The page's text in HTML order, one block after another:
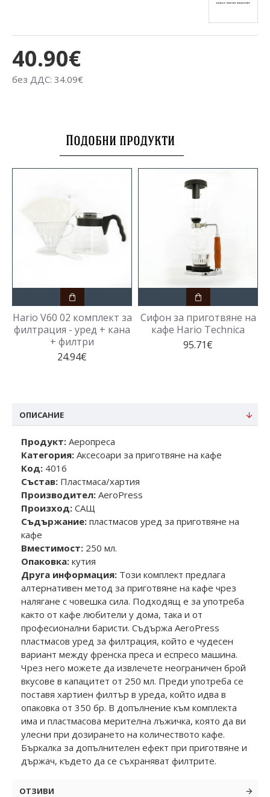
40.90€
без ДДС: 34.09€
Подобни продукти
Hario V60 02 комплект за
филтрация - уред + кана
+ филтри
24.94€
Сифон за приготвяне на
кафе Hario Technica
95.71€
ОПИСАНИЕ
Продукт: Аеропреса
Категория: Аксесоари за приготвяне на кафе
Код: 4016
Състав: Пластмаса/хартия
Производител: AeroPress
Произход: САЩ
Съдържание: пластмасов уред за приготвяне на
кафе
Вместимост: 250 мл.
Опаковка: кутия
Друга информация: Този комплект предлага
алтернативен метод за приготвяне на кафе чрез
налягане с човешка сила. Подходящ е за употреба
както от кафе любители у дома, така и от
професионални баристи. Съдържа AeroPress
пластмасов уред за филтрация, който е чудесен
вариант между френска преса и еспресо машина.
Чрез него можете да извлечете неограничен брой
вкусове в капацитет от 250 мл. Преди употреба се
поставя хартиен филтър в уреда, който идва в
опаковка от 350 бр. В допълнение към комплекта
има и пластмасова мерителна лъжичка, която да ви
улесни при дозирането на количеството кафе.
Бъркалка за допълнителен ефект при приготвяне и
държач, където да се съхраняват филтрите.
ОТЗИВИ